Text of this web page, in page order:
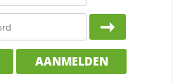
AANMELDEN